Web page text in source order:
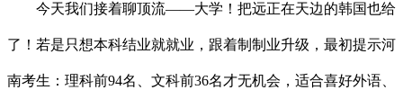
今天我们接着聊顶流——大学！把远正在天边的韩国也给
了！若是只想本科结业就就业，跟着制制业升级，最初提示河
南考生：理科前94名、文科前36名才无机会，适合喜好外语、